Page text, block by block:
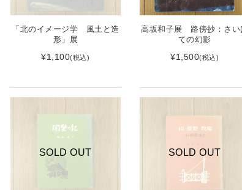
「北のイメージ学 風土と造
形」展
¥1,100(税込)
高坂和子展 路傍抄：さい
ての幻影
¥1,500(税込)
SOLD OUT SOLD OUT